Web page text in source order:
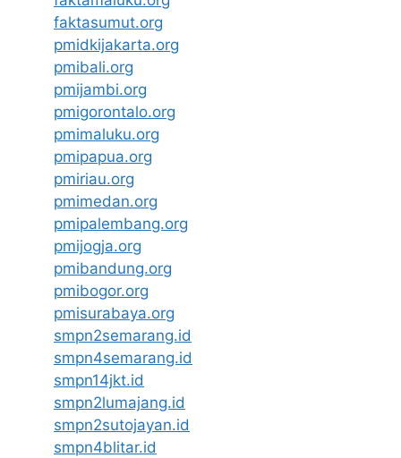
faktasumut.org
pmidkijakarta.org
pmibali.org
pmijambi.org
pmigorontalo.org
pmimaluku.org
pmipapua.org
pmiriau.org
pmimedan.org
pmipalembang.org
pmijogja.org
pmibandung.org
pmibogor.org
pmisurabaya.org
smpn2semarang.id
smpn4semarang.id
smpn14jkt.id
smpn2lumajang.id
smpn2sutojayan.id
smpn4blitar.id